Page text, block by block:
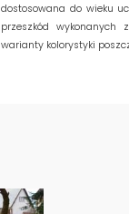
dostosowana do wieku
przeszkód wykonanych
warianty kolorystyki